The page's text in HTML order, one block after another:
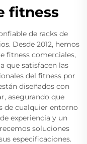
fitness
de racks de
Desde 2012, hemos
fitness comerciales,
que satisfacen las
del fitness por
diseñados con
asegurando que
de cualquier entorno
experiencia y un
soluciones
especificaciones.